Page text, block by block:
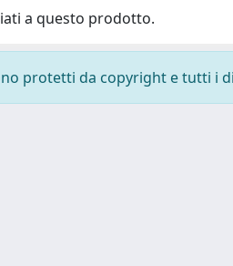
a questo prodotto.
protetti da copyright e tutti i